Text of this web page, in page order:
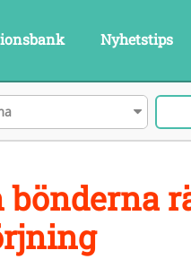
Nyhetstips
bönderna